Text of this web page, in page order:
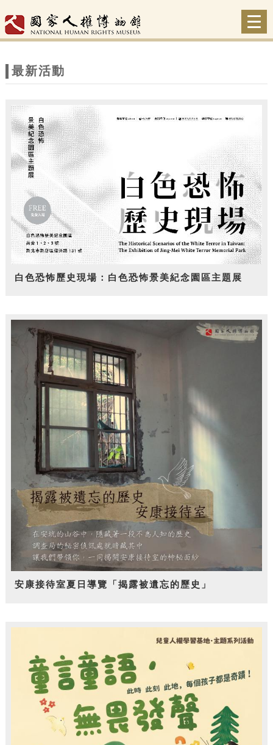
站
題
最新活動
白色恐怖歷史現場：白色恐怖景美紀念園區主題展
安康接待室夏日導覽「揭露被遺忘的歷史」